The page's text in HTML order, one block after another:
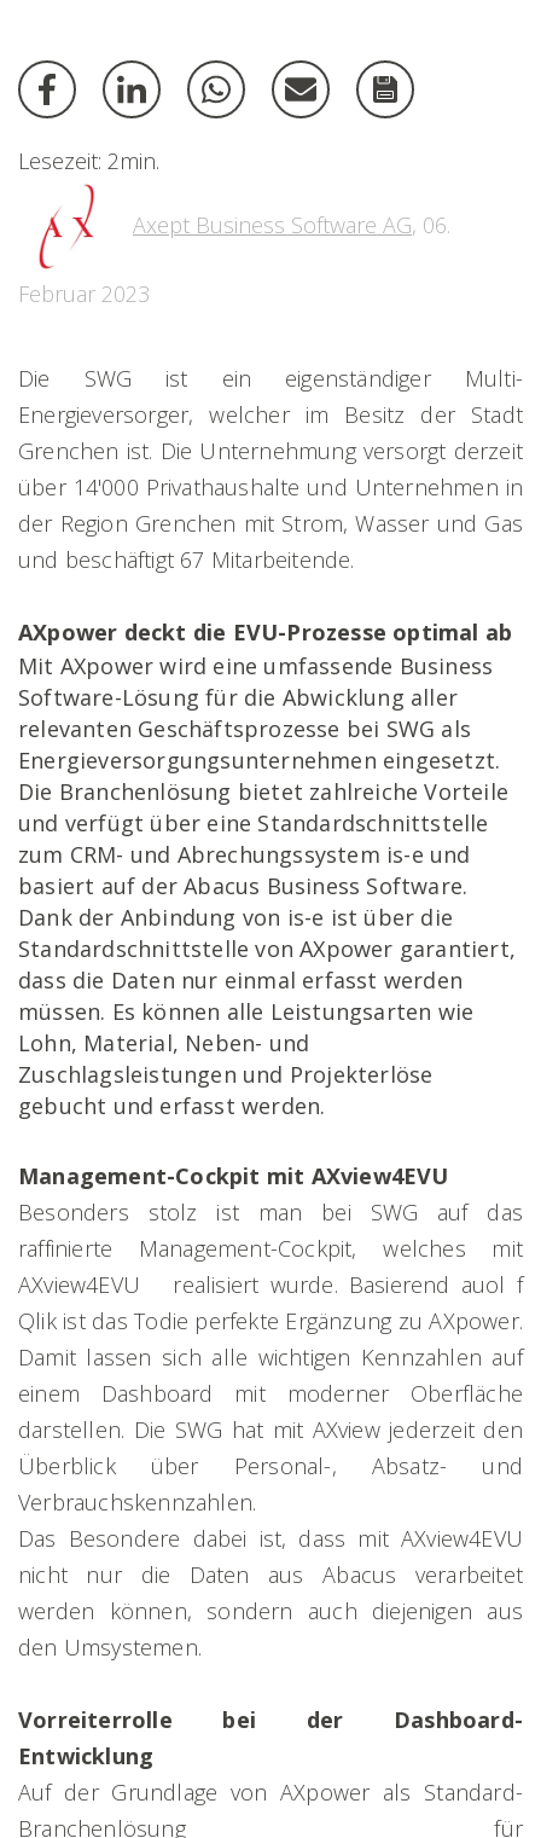
Lesezeit: 2min.
Axept Business Software AG, 06.
Februar 2023
Die SWG ist ein eigenständiger Multi-
Energieversorger, welcher im Besitz der Stadt
Grenchen ist. Die Unternehmung versorgt derzeit
über 14'000 Privathaushalte und Unternehmen in
der Region Grenchen mit Strom, Wasser und Gas
und beschäftigt 67 Mitarbeitende.
AXpower deckt die EVU-Prozesse optimal ab
Mit AXpower wird eine umfassende Business
Software-Lösung für die Abwicklung aller
relevanten Geschäftsprozesse bei SWG als
Energieversorgungsunternehmen eingesetzt.
Die Branchenlösung bietet zahlreiche Vorteile
und verfügt über eine Standardschnittstelle
zum CRM- und Abrechungssystem is-e und
basiert auf der Abacus Business Software.
Dank der Anbindung von is-e ist über die
Standardschnittstelle von AXpower garantiert,
dass die Daten nur einmal erfasst werden
müssen. Es können alle Leistungsarten wie
Lohn, Material, Neben- und
Zuschlagsleistungen und Projekterlöse
gebucht und erfasst werden.
Management-Cockpit mit AXview4EVU
Besonders stolz ist man bei SWG auf das
raffinierte Management-Cockpit, welches mit
AXview4EVU realisiert wurde. Basierend auol f
Qlik ist das Todie perfekte Ergänzung zu AXpower.
Damit lassen sich alle wichtigen Kennzahlen auf
einem Dashboard mit moderner Oberfläche
darstellen. Die SWG hat mit AXview jederzeit den
Überblick über Personal-, Absatz- und
Verbrauchskennzahlen.
Das Besondere dabei ist, dass mit AXview4EVU
nicht nur die Daten aus Abacus verarbeitet
werden können, sondern auch diejenigen aus
den Umsystemen.
Vorreiterrolle bei der Dashboard-
Entwicklung
Auf der Grundlage von AXpower als Standard-
Branchenlösung für